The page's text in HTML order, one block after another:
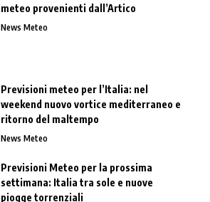
meteo provenienti dall’Artico
News Meteo
Previsioni meteo per l’Italia: nel
weekend nuovo vortice mediterraneo e
ritorno del maltempo
News Meteo
Previsioni Meteo per la prossima
settimana: Italia tra sole e nuove
piogge torrenziali